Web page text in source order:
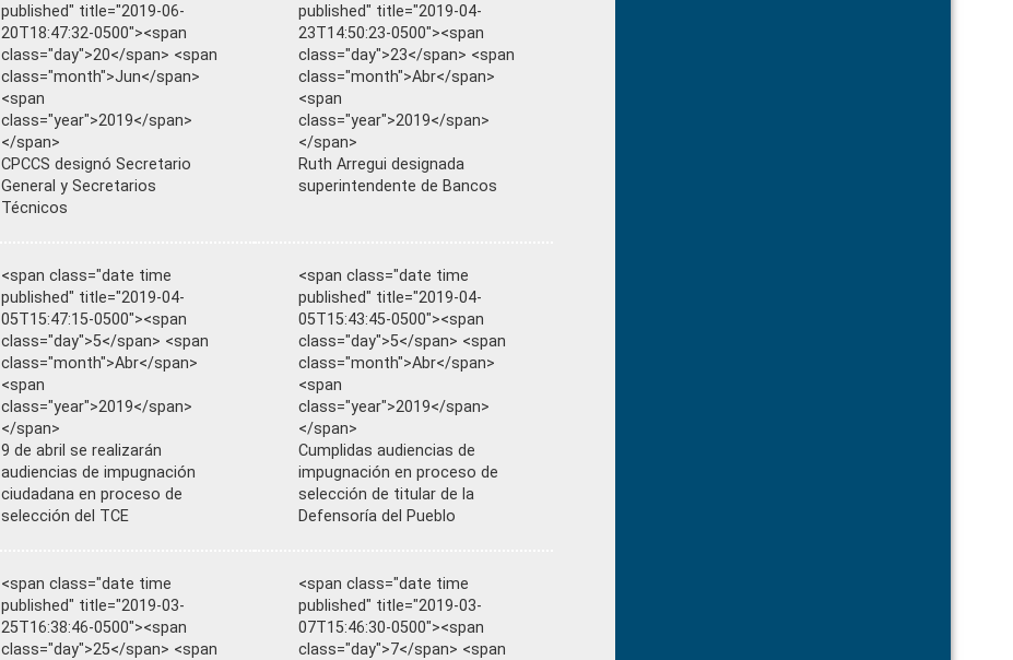
published" title="2019-06-
20T18:47:32-0500"><span
class="day">20</span> <span
class="month">Jun</span>
<span
class="year">2019</span>
</span>
CPCCS designó Secretario
General y Secretarios
Técnicos
published" title="2019-04-
23T14:50:23-0500"><span
class="day">23</span> <span
class="month">Abr</span>
<span
class="year">2019</span>
</span>
Ruth Arregui designada
superintendente de Bancos
<span class="date time
published" title="2019-04-
05T15:47:15-0500"><span
class="day">5</span> <span
class="month">Abr</span>
<span
class="year">2019</span>
</span>
9 de abril se realizarán
audiencias de impugnación
ciudadana en proceso de
selección del TCE
<span class="date time
published" title="2019-04-
05T15:43:45-0500"><span
class="day">5</span> <span
class="month">Abr</span>
<span
class="year">2019</span>
</span>
Cumplidas audiencias de
impugnación en proceso de
selección de titular de la
Defensoría del Pueblo
<span class="date time
published" title="2019-03-
25T16:38:46-0500"><span
class="day">25</span> <span
<span class="date time
published" title="2019-03-
07T15:46:30-0500"><span
class="day">7</span> <span